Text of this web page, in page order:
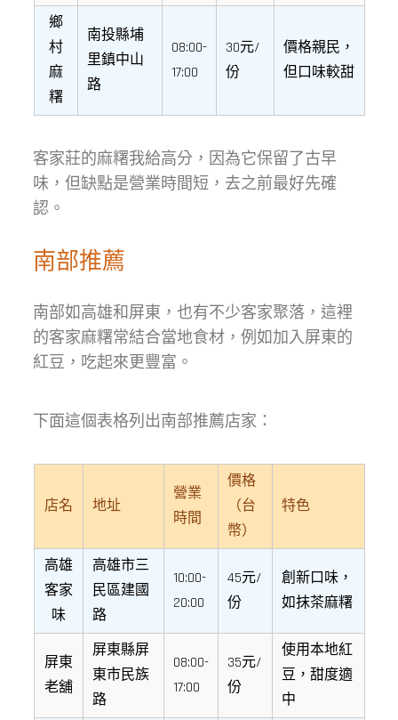
鄉
村
麻
糬
南投縣埔
里鎮中山
路
08:00-
17:00
30元/
份
價格親民，
但口味較甜
客家莊的麻糬我給高分，因為它保留了古早
味，但缺點是營業時間短，去之前最好先確
認。
南部推薦
南部如高雄和屏東，也有不少客家聚落，這裡
的客家麻糬常結合當地食材，例如加入屏東的
紅豆，吃起來更豐富。
下面這個表格列出南部推薦店家：
店名 地址
營業
時間
價格
（台
幣）
特色
高雄
客家
味
高雄市三
民區建國
路
10:00-
20:00
45元/
份
創新口味，
如抹茶麻糬
屏東
老舖
屏東縣屏
東市民族
路
08:00-
17:00
35元/
份
使用本地紅
豆，甜度適
中